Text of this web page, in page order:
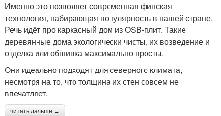
Именно это позволяет современная финская
технология, набирающая популярность в нашей стране.
Речь идёт про каркасный дом из OSB-плит. Такие
деревянные дома экологически чисты, их возведение и
отделка или обшивка максимально просты.
Они идеально подходят для северного климата,
несмотря на то, что толщина их стен совсем не
впечатляет.
читать дальше →